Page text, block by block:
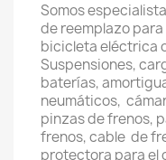
Somos
de reemplazo
bicicleta eléctrica
Suspensiones,
baterías,
neumáticos,
pinzas de frenos,
frenos, cable de
protectora para el